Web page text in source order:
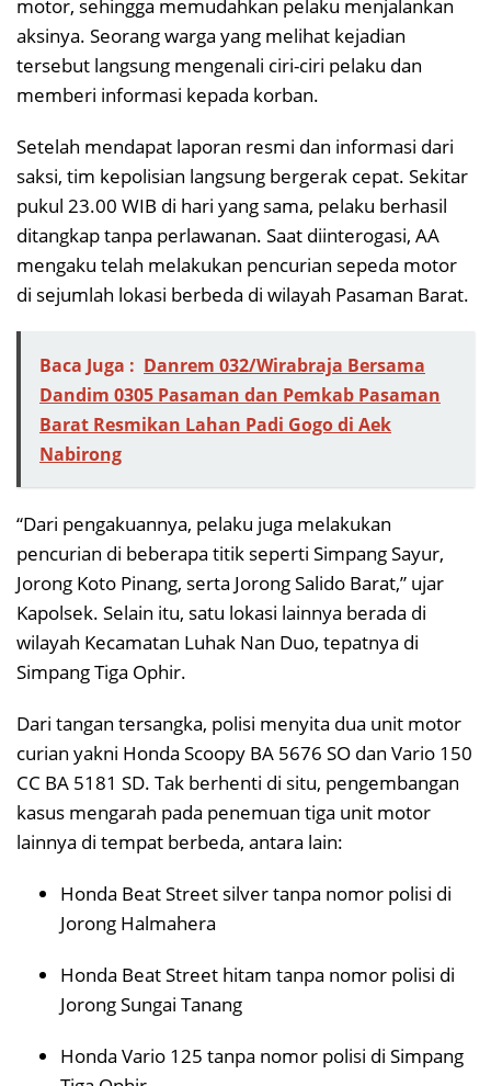
motor, sehingga memudahkan pelaku menjalankan
aksinya. Seorang warga yang melihat kejadian
tersebut langsung mengenali ciri-ciri pelaku dan
memberi informasi kepada korban.
Setelah mendapat laporan resmi dan informasi dari
saksi, tim kepolisian langsung bergerak cepat. Sekitar
pukul 23.00 WIB di hari yang sama, pelaku berhasil
ditangkap tanpa perlawanan. Saat diinterogasi, AA
mengaku telah melakukan pencurian sepeda motor
di sejumlah lokasi berbeda di wilayah Pasaman Barat.
Baca Juga : Danrem 032/Wirabraja Bersama
Dandim 0305 Pasaman dan Pemkab Pasaman
Barat Resmikan Lahan Padi Gogo di Aek
Nabirong
“Dari pengakuannya, pelaku juga melakukan
pencurian di beberapa titik seperti Simpang Sayur,
Jorong Koto Pinang, serta Jorong Salido Barat,” ujar
Kapolsek. Selain itu, satu lokasi lainnya berada di
wilayah Kecamatan Luhak Nan Duo, tepatnya di
Simpang Tiga Ophir.
Dari tangan tersangka, polisi menyita dua unit motor
curian yakni Honda Scoopy BA 5676 SO dan Vario 150
CC BA 5181 SD. Tak berhenti di situ, pengembangan
kasus mengarah pada penemuan tiga unit motor
lainnya di tempat berbeda, antara lain:
Honda Beat Street silver tanpa nomor polisi di
Jorong Halmahera
Honda Beat Street hitam tanpa nomor polisi di
Jorong Sungai Tanang
Honda Vario 125 tanpa nomor polisi di Simpang